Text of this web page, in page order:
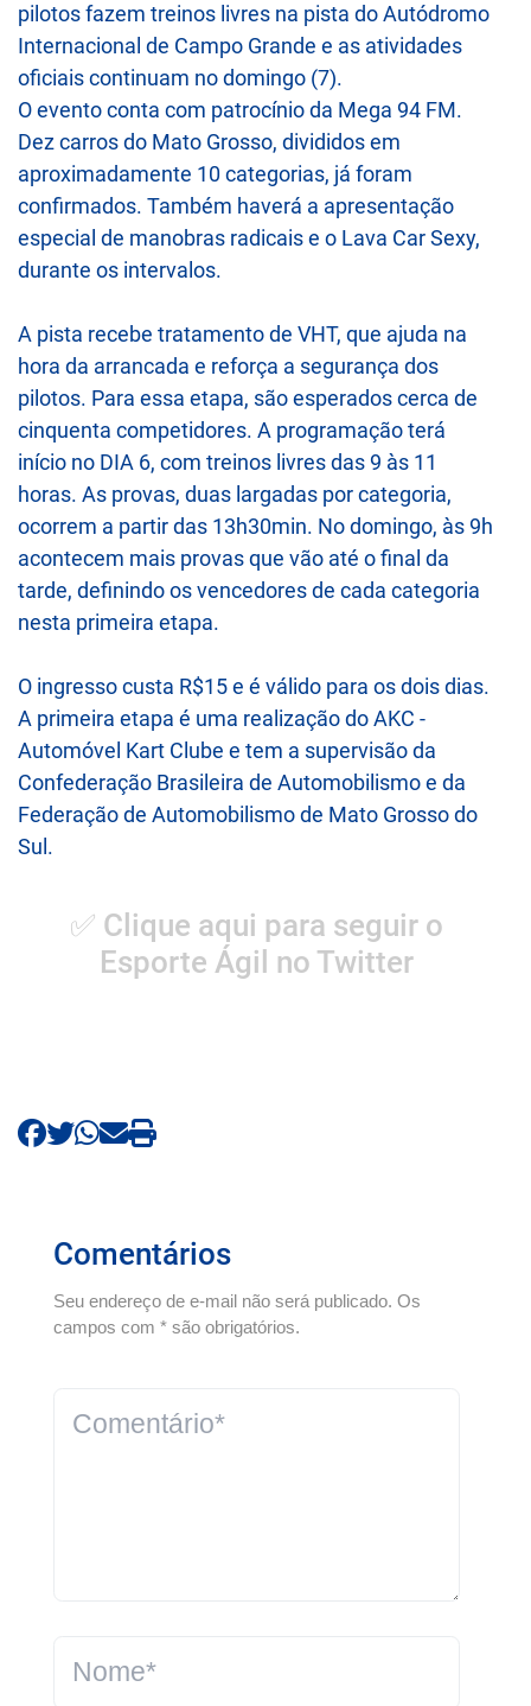
pilotos fazem treinos livres na pista do Autódromo
Internacional de Campo Grande e as atividades
oficiais continuam no domingo (7).
O evento conta com patrocínio da Mega 94 FM.
Dez carros do Mato Grosso, divididos em
aproximadamente 10 categorias, já foram
confirmados. Também haverá a apresentação
especial de manobras radicais e o Lava Car Sexy,
durante os intervalos.
A pista recebe tratamento de VHT, que ajuda na
hora da arrancada e reforça a segurança dos
pilotos. Para essa etapa, são esperados cerca de
cinquenta competidores. A programação terá
início no DIA 6, com treinos livres das 9 às 11
horas. As provas, duas largadas por categoria,
ocorrem a partir das 13h30min. No domingo, às 9h
acontecem mais provas que vão até o final da
tarde, definindo os vencedores de cada categoria
nesta primeira etapa.
O ingresso custa R$15 e é válido para os dois dias.
A primeira etapa é uma realização do AKC -
Automóvel Kart Clube e tem a supervisão da
Confederação Brasileira de Automobilismo e da
Federação de Automobilismo de Mato Grosso do
Sul.
✅ Clique aqui para seguir o
Esporte Ágil no Twitter
Comentários
Seu endereço de e-mail não será publicado. Os
campos com * são obrigatórios.